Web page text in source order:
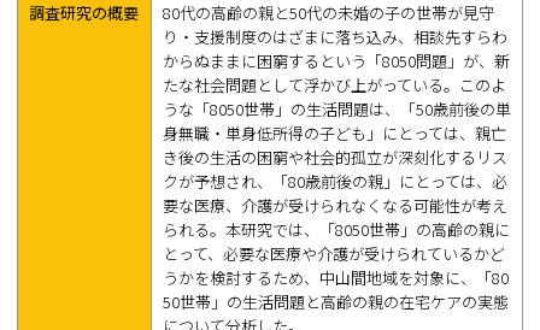
調査研究の概要
80代の高齢の親と50代の未婚の子の世帯が見守
り・支援制度のはざまに落ち込み、相談先すらわ
からぬままに困窮するという「8050問題」が、新
たな社会問題として浮かび上がっている。このよ
うな「8050世帯」の生活問題は、「50歳前後の単
身無職・単身低所得の子ども」にとっては、親亡
き後の生活の困窮や社会的孤立が深刻化するリス
クが予想され、「80歳前後の親」にとっては、必
要な医療、介護が受けられなくなる可能性が考え
られる。本研究では、「8050世帯」の高齢の親に
とって、必要な医療や介護が受けられているかど
うかを検討するため、中山間地域を対象に、「80
50世帯」の生活問題と高齢の親の在宅ケアの実態